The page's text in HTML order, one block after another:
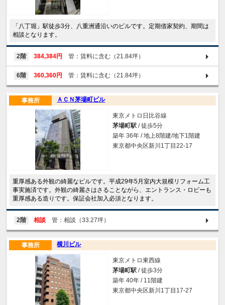
「八丁堀」駅徒歩3分、八重洲通沿いのビルです。定期借家契約、期間は
相談となります。
2階 384,384円 管：賃料に含む（21.84坪）
6階 360,360円 管：賃料に含む（21.84坪）
ＡＣＮ茅場町ビル
事務所
東京メトロ日比谷線
茅場町駅 / 徒歩5分
築年 36年 / 地上8階建/地下1階建
東京都中央区新川1丁目22-17
重厚感ある外観の綺麗なビルです。平成29年5月室内大規模リフォーム工
事実施済です。外観の綺麗さはさることながら、エントランス・ロビーも
重厚感ある造りです。保証会社加入必須となります。
2階 相談 管：相談（33.27坪）
横川ビル
事務所
東京メトロ東西線
茅場町駅 / 徒歩3分
築年 40年 / 11階建
東京都中央区新川1丁目17-27